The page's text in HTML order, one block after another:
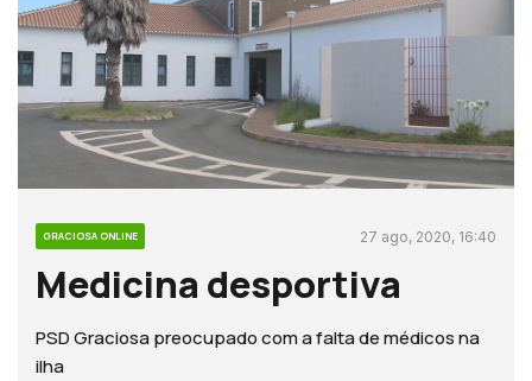
GRACIOSA ONLINE 27 ago, 2020, 16:40
Medicina desportiva
PSD Graciosa preocupado com a falta de médicos na
ilha